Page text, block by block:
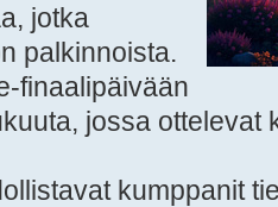
jotka
palkinnoista.
finaalipäivään
jossa ottelevat
kumppanit